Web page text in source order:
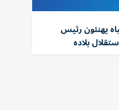
يهنئون رئيس
بلاده